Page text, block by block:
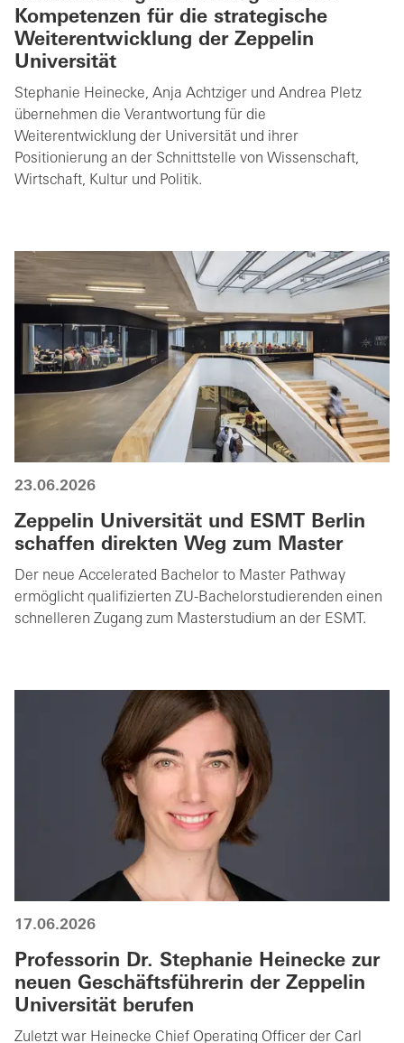
Kompetenzen für die strategische
Weiterentwicklung der Zeppelin
Universität
Stephanie Heinecke, Anja Achtziger und Andrea Pletz
übernehmen die Verantwortung für die
Weiterentwicklung der Universität und ihrer
Positionierung an der Schnittstelle von Wissenschaft,
Wirtschaft, Kultur und Politik.
23.06.2026
Zeppelin Universität und ESMT Berlin
schaffen direkten Weg zum Master
Der neue Accelerated Bachelor to Master Pathway
ermöglicht qualifizierten ZU-Bachelorstudierenden einen
schnelleren Zugang zum Masterstudium an der ESMT.
17.06.2026
Professorin Dr. Stephanie Heinecke zur
neuen Geschäftsführerin der Zeppelin
Universität berufen
Zuletzt war Heinecke Chief Operating Officer der Carl